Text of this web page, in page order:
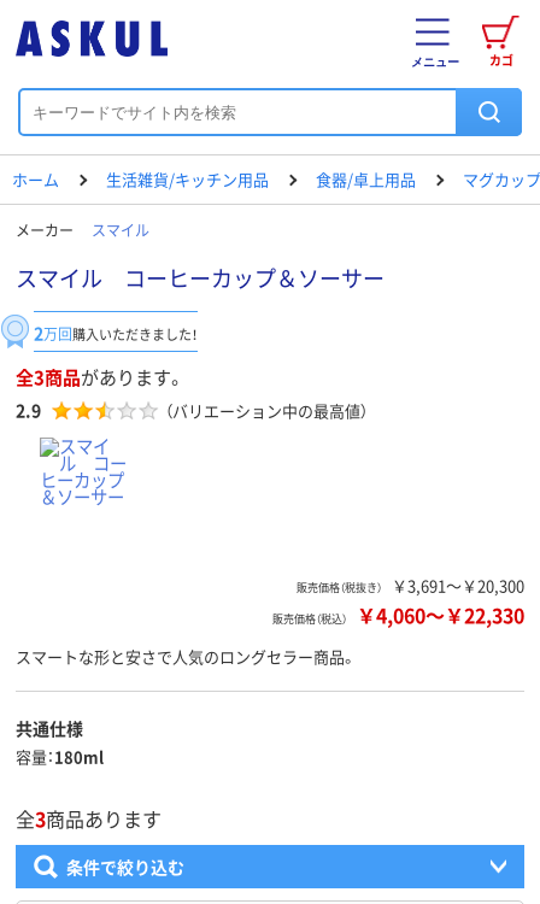
カゴ
メニュー
ホーム 生活雑貨/キッチン用品 食器/卓上用品 マグカッ
メーカー スマイル
スマイル コーヒーカップ＆ソーサー
2万回購入いただきました！
全3商品があります。
2.9 （バリエーション中の最高値）
販売価格（税抜き） ￥3,691～￥20,300
販売価格（税込） ￥4,060～￥22,330
スマートな形と安さで人気のロングセラー商品。
共通仕様
容量 180ml
全3商品あります
条件で絞り込む